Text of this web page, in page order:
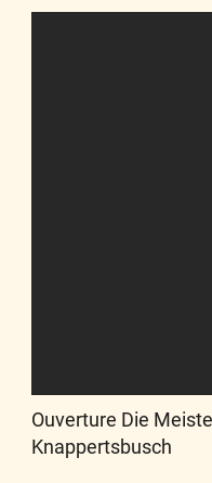
Ouverture Die
Knappertsbusch